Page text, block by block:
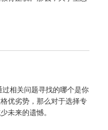
相关问题寻找的哪个是你
优劣势，那么对于选择专
未来的遗憾。